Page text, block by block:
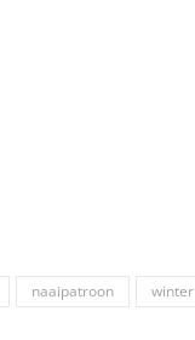
naaipatroon winter